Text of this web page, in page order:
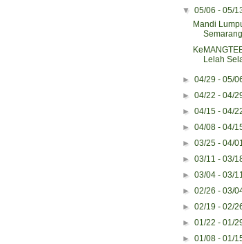
▼05/06 - 05/
Mandi
Lelah
►04/29 - 05/
►04/22 - 04/
►04/15 - 04/
►04/08 - 04/
►03/25 - 04/
►03/11 - 03/
►03/04 - 03/
►02/26 - 03/
►02/19 - 02/
►01/22 - 01/
►01/08 - 01/